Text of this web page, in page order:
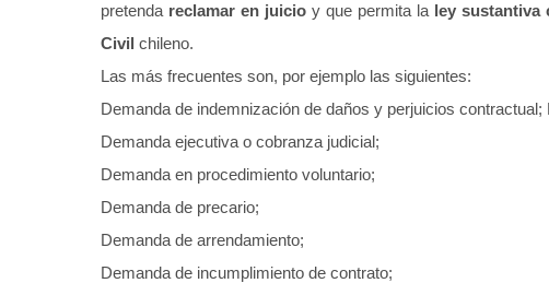
pretenda reclamar en juicioy que permita la ley
Civil chileno.
Las más frecuentes son, por ejemplo las siguientes:
Demanda de indemnización de daños y perjuicios contractual;
Demanda ejecutiva o cobranza judicial;
Demanda en procedimiento voluntario;
Demanda de precario;
Demanda de arrendamiento;
Demanda de incumplimiento de contrato;